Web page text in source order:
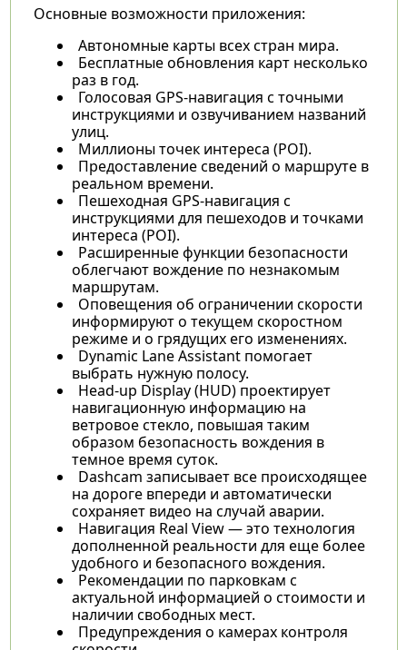
Основные возможности приложения:
Автономные карты всех стран мира.
Бесплатные обновления карт несколько
раз в год.
Голосовая GPS-навигация с точными
инструкциями и озвучиванием названий
улиц.
Миллионы точек интереса (POI).
Предоставление сведений о маршруте в
реальном времени.
Пешеходная GPS-навигация с
инструкциями для пешеходов и точками
интереса (POI).
Расширенные функции безопасности
облегчают вождение по незнакомым
маршрутам.
Оповещения об ограничении скорости
информируют о текущем скоростном
режиме и о грядущих его изменениях.
Dynamic Lane Assistant помогает
выбрать нужную полосу.
Head-up Display (HUD) проектирует
навигационную информацию на
ветровое стекло, повышая таким
образом безопасность вождения в
темное время суток.
Dashcam записывает все происходящее
на дороге впереди и автоматически
сохраняет видео на случай аварии.
Навигация Real View — это технология
дополненной реальности для еще более
удобного и безопасного вождения.
Рекомендации по парковкам с
актуальной информацией о стоимости и
наличии свободных мест.
Предупреждения о камерах контроля